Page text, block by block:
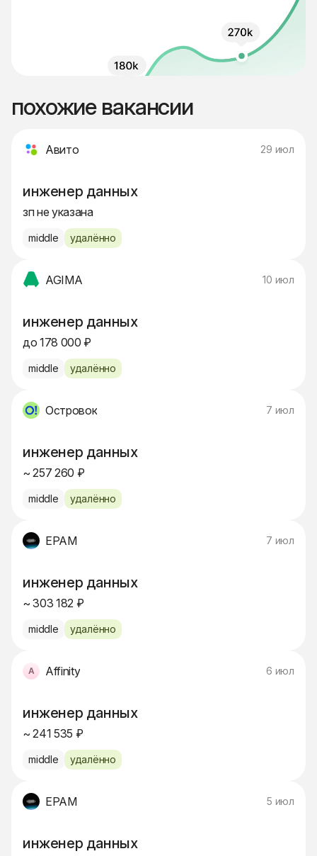
похожие вакансии
Авито 29 июл
инженер данных
зп не указана
middle удалённо
AGIMA 10 июл
инженер данных
до 178 000 ₽
middle удалённо
Островок 7 июл
инженер данных
~ 257 260 ₽
middle удалённо
EPAM 7 июл
инженер данных
~ 303 182 ₽
middle удалённо
Affinity 6 июл
инженер данных
~ 241 535 ₽
middle удалённо
EPAM 5 июл
инженер данных